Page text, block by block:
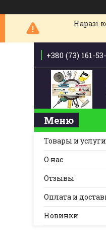
Наразі
+380 (73) 161-
Товары и услуги
О нас
Отзывы
Оплата и
Новинки